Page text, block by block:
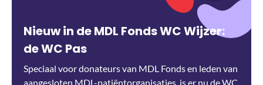
Nieuw in de MDL Fonds WC Wijzer:
de WC Pas
Speciaal voor donateurs van MDL Fonds en leden van
aangesloten MDL-patiëntorganisaties, is er nu de WC